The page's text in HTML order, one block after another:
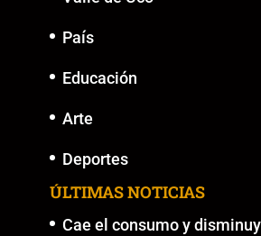
País
Educación
Arte
Deportes
ÚLTIMAS NOTICIAS
Cae el consumo y